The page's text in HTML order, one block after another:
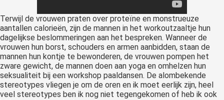
Terwijl de vrouwen praten over proteïne en monstrueuze
aantallen calorieën, zijn de mannen in het workoutzaaltje hun
dagelijkse beslommeringen aan het bespreken. Wanneer de
vrouwen hun borst, schouders en armen aanbidden, staan de
mannen hun kontje te bewonderen, de vrouwen pompen het
zware gewicht, de mannen doen aan yoga en omhelzen hun
seksualiteit bij een workshop paaldansen. De alombekende
stereotypes vliegen je om de oren en ik moet eerlijk zijn, heel
veel stereotypes ben ik nog niet tegengekomen of heb ik ook